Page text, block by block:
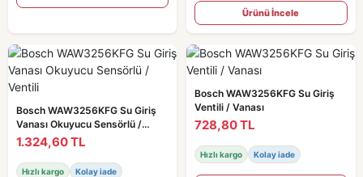
Ürünü İncele
Bosch WAW3256KFG Su Giriş
Vanası Okuyucu Sensörlü /
Ventili
1.324,60 TL
Hızlı kargo Kolay iade
Bosch WAW3256KFG Su Giriş
Ventili / Vanası
728,80 TL
Hızlı kargo Kolay iade